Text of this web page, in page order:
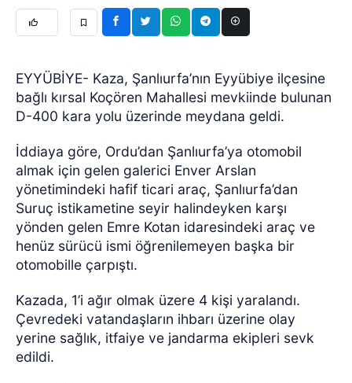
EYYÜBİYE- Kaza, Şanlıurfa’nın Eyyübiye ilçesine
bağlı kırsal Koçören Mahallesi mevkiinde bulunan
D-400 kara yolu üzerinde meydana geldi.
İddiaya göre, Ordu’dan Şanlıurfa’ya otomobil
almak için gelen galerici Enver Arslan
yönetimindeki hafif ticari araç, Şanlıurfa’dan
Suruç istikametine seyir halindeyken karşı
yönden gelen Emre Kotan idaresindeki araç ve
henüz sürücü ismi öğrenilemeyen başka bir
otomobille çarpıştı.
Kazada, 1’i ağır olmak üzere 4 kişi yaralandı.
Çevredeki vatandaşların ihbarı üzerine olay
yerine sağlık, itfaiye ve jandarma ekipleri sevk
edildi.